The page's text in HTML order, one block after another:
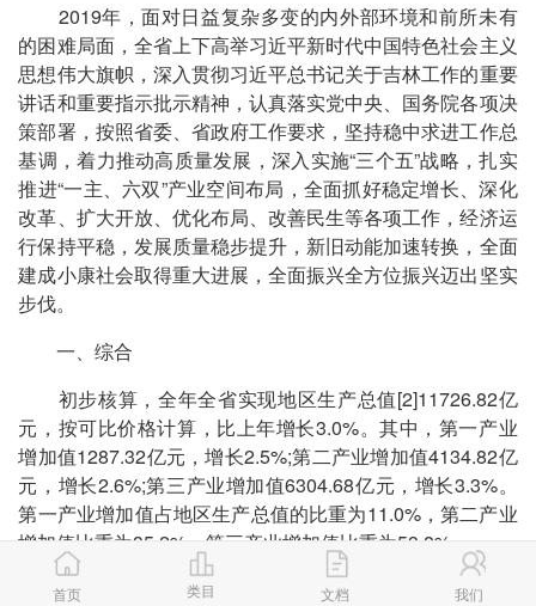
2019年，面对日益复杂多变的内外部环境和前所未有
的困难局面，全省上下高举习近平新时代中国特色社会主义
思想伟大旗帜，深入贯彻习近平总书记关于吉林工作的重要
讲话和重要指示批示精神，认真落实党中央、国务院各项决
策部署，按照省委、省政府工作要求，坚持稳中求进工作总
基调，着力推动高质量发展，深入实施“三个五”战略，扎实
推进“一主、六双”产业空间布局，全面抓好稳定增长、深化
改革、扩大开放、优化布局、改善民生等各项工作，经济运
行保持平稳，发展质量稳步提升，新旧动能加速转换，全面
建成小康社会取得重大进展，全面振兴全方位振兴迈出坚实
步伐。
一、综合
初步核算，全年全省实现地区生产总值[2]11726.82亿
元，按可比价格计算，比上年增长3.0%。其中，第一产业
增加值1287.32亿元，增长2.5%;第二产业增加值4134.82亿
元，增长2.6%;第三产业增加值6304.68亿元，增长3.3%。
第一产业增加值占地区生产总值的比重为11.0%，第二产业
增加值比重为35.2%，第三产业增加值比重为53.8%。
年末全省常住人口为2690.73万人，比上年末净减少
首页 类目 文档 我们